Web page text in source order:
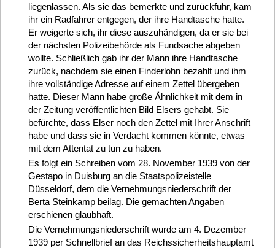
liegenlassen. Als sie das bemerkte und zurückfuhr, kam
ihr ein Radfahrer entgegen, der ihre Handtasche hatte.
Er weigerte sich, ihr diese auszuhändigen, da er sie bei
der nächsten Polizeibehörde als Fundsache abgeben
wollte. Schließlich gab ihr der Mann ihre Handtasche
zurück, nachdem sie einen Finderlohn bezahlt und ihm
ihre vollständige Adresse auf einem Zettel übergeben
hatte. Dieser Mann habe große Ähnlichkeit mit dem in
der Zeitung veröffentlichten Bild Elsers gehabt. Sie
befürchte, dass Elser noch den Zettel mit Ihrer Anschrift
habe und dass sie in Verdacht kommen könnte, etwas
mit dem Attentat zu tun zu haben.
Es folgt ein Schreiben vom 28. November 1939 von der
Gestapo in Duisburg an die Staatspolizeistelle
Düsseldorf, dem die Vernehmungsniederschrift der
Berta Steinkamp beilag. Die gemachten Angaben
erschienen glaubhaft.
Die Vernehmungsniederschrift wurde am 4. Dezember
1939 per Schnellbrief an das Reichssicherheitshauptamt